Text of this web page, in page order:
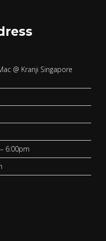
@ Kranji Singapore
6:00pm